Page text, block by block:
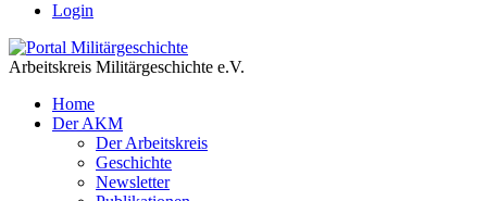
Login
Arbeitskreis Militärgeschichte e.V.
Home
Der AKM
Der Arbeitskreis
Geschichte
Newsletter